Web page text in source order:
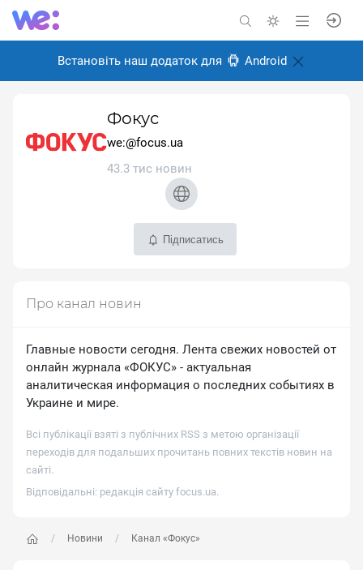
Встановіть наш додаток для Android
Фокус
we:@focus.ua
43.3 тис новин
Підписатись
Новини Канал «Фокус»
Про канал новин
Главные новости сегодня. Лента свежих новостей от
онлайн журнала «ФОКУС» - актуальная
аналитическая информация о последних событиях в
Украине и мире.
Всі публікації взяті з публічних RSS з метою організації
переходів для подальших прочитань повних текстів новин на
сайті.
Відповідальні: редакція сайту focus.ua.